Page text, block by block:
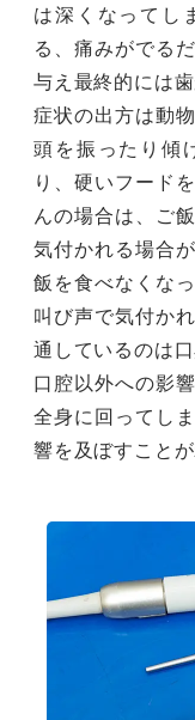
は深くなってし
る、痛みがでる
与え最終的には
症状の出方は動
頭を振ったり傾
り、硬いフード
んの場合は、ご
気付かれる場合
飯を食べなくな
叫び声で気付か
通しているのは
口腔以外への影
全身に回ってし
響を及ぼすこと